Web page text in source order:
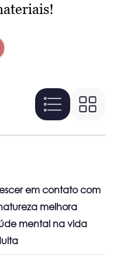
em contato com
melhora
mental na vida